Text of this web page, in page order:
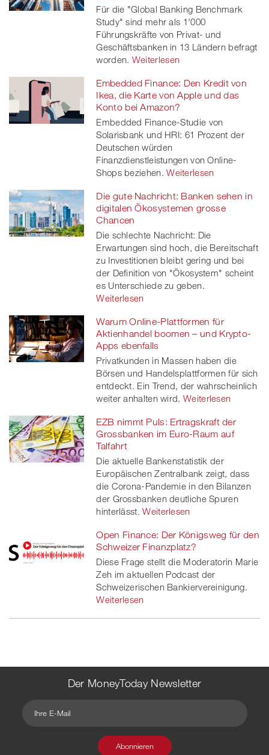
Für die "Global Banking Benchmark
Study" sind mehr als 1'000
Führungskräfte von Privat- und
Geschäftsbanken in 13 Ländern befragt
worden. Weiterlesen
Embedded Finance: Den Kredit von
Ikea, die Karte von Apple und das
Konto bei Amazon?
Embedded Finance-Studie von
Solarisbank und HRI: 61 Prozent der
Deutschen würden
Finanzdienstleistungen von Online-
Shops beziehen. Weiterlesen
Die gute Nachricht: Banken sehen in
digitalen Ökosystemen grosse
Chancen
Die schlechte Nachricht: Die
Erwartungen sind hoch, die Bereitschaft
zu Investitionen bleibt gering und bei
der Definition von "Ökosystem" scheint
es Unterschiede zu geben.
Weiterlesen
Warum Online-Plattformen für
Aktienhandel boomen – und Krypto-
Apps ebenfalls
Privatkunden in Massen haben die
Börsen und Handelsplattformen für sich
entdeckt. Ein Trend, der wahrscheinlich
weiter anhalten wird. Weiterlesen
EZB nimmt Puls: Ertragskraft der
Grossbanken im Euro-Raum auf
Talfahrt
Die aktuelle Bankenstatistik der
Europäischen Zentralbank zeigt, dass
die Corona-Pandemie in den Bilanzen
der Grossbanken deutliche Spuren
hinterlässt. Weiterlesen
Open Finance: Der Königsweg für den
Schweizer Finanzplatz?
Diese Frage stellt die Moderatorin Marie
Zeh im aktuellen Podcast der
Schweizerischen Bankiervereinigung.
Weiterlesen
Der MoneyToday Newsletter